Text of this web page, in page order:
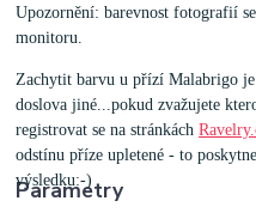
Upozornění: barevnost fotografií
monitoru.
Zachytit barvu u přízí Malabrigo
doslova jiné...pokud zvažujete
registrovat se na stránkách
odstínu příze upletené - to
výsledku:-)
Parametry